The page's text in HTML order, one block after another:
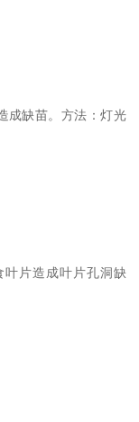
成缺苗。方法：灯光
片造成叶片孔洞缺